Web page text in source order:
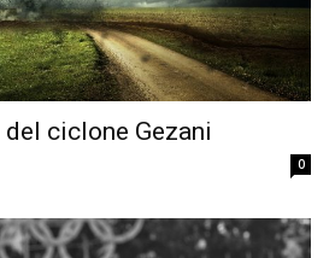
ciclone Gezani
0